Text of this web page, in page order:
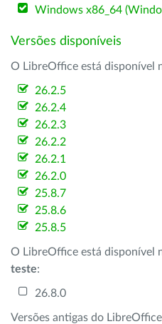
Windows x86_64
Versões disponíveis
O LibreOffice está disponível
26.2.5
26.2.4
26.2.3
26.2.2
26.2.1
26.2.0
25.8.7
25.8.6
25.8.5
O LibreOffice está disponível
teste:
26.8.0
Versões antigas do